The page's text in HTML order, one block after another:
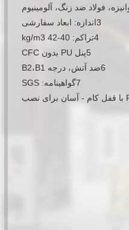
3اندازه: ابعاد سفارشی
4تراکم: 40-42 kg/m3
5پنل PU بدون CFC
6ضد آتش، درجه B2،B1
7گواهینامه: SGS